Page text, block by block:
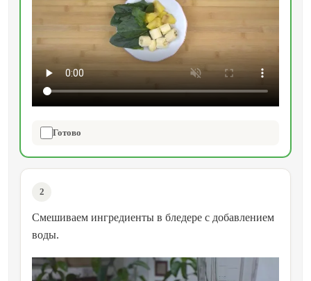
Готово
2
Смешиваем ингредиенты в бледере с добавлением
воды.